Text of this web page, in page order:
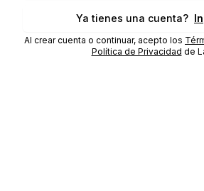
Ya tienes una cuenta?
Al crear cuenta o continuar, acepto los
Política de Privacidad de